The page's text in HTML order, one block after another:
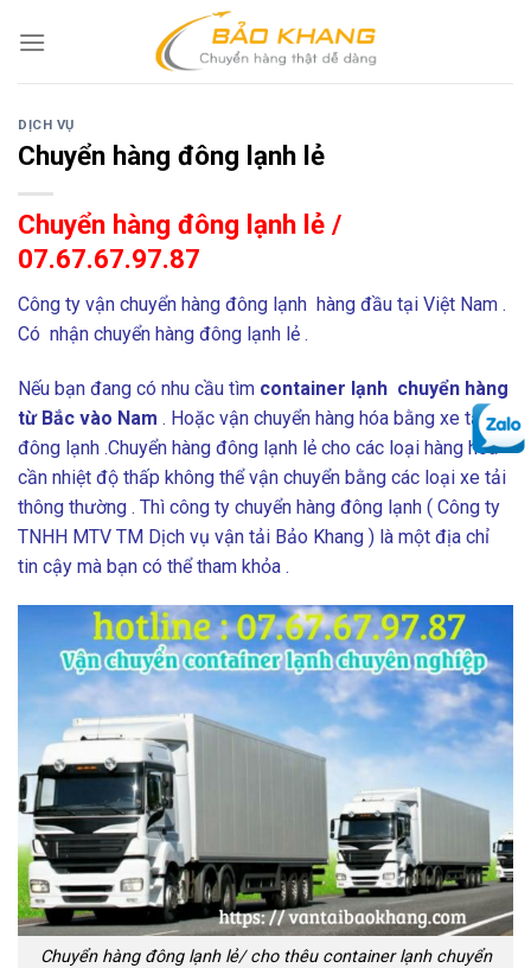
DỊCH VỤ
Chuyển hàng đông lạnh lẻ
Chuyển hàng đông lạnh lẻ /
07.67.67.97.87
Công ty vận chuyển hàng đông lạnh hàng đầu tại Việt Nam .
Có nhận chuyển hàng đông lạnh lẻ .
Nếu bạn đang có nhu cầu tìm container lạnh chuyển hàng
từ Bắc vào Nam . Hoặc vận chuyển hàng hóa bằng xe tải
đông lạnh .Chuyển hàng đông lạnh lẻ cho các loại hàng hóa
cần nhiệt độ thấp không thể vận chuyển bằng các loại xe tải
thông thường . Thì công ty chuyển hàng đông lạnh ( Công ty
TNHH MTV TM Dịch vụ vận tải Bảo Khang ) là một địa chỉ
tin cậy mà bạn có thể tham khỏa .
Chuyển hàng đông lạnh lẻ/ cho thêu container lạnh chuyển